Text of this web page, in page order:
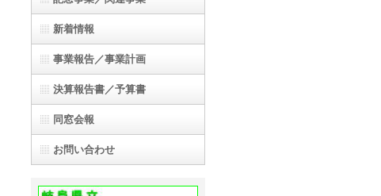
新着情報
事業報告／事業計画
決算報告書／予算書
同窓会報
お問い合わせ